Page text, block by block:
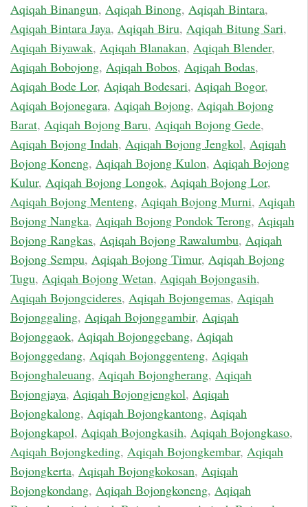
Aqiqah Binangun, Aqiqah Binong, Aqiqah Bintara,
Aqiqah Bintara Jaya, Aqiqah Biru, Aqiqah Bitung Sari,
Aqiqah Biyawak, Aqiqah Blanakan, Aqiqah Blender,
Aqiqah Bobojong, Aqiqah Bobos, Aqiqah Bodas,
Aqiqah Bode Lor, Aqiqah Bodesari, Aqiqah Bogor,
Aqiqah Bojonegara, Aqiqah Bojong, Aqiqah Bojong
Barat, Aqiqah Bojong Baru, Aqiqah Bojong Gede,
Aqiqah Bojong Indah, Aqiqah Bojong Jengkol, Aqiqah
Bojong Koneng, Aqiqah Bojong Kulon, Aqiqah Bojong
Kulur, Aqiqah Bojong Longok, Aqiqah Bojong Lor,
Aqiqah Bojong Menteng, Aqiqah Bojong Murni, Aqiqah
Bojong Nangka, Aqiqah Bojong Pondok Terong, Aqiqah
Bojong Rangkas, Aqiqah Bojong Rawalumbu, Aqiqah
Bojong Sempu, Aqiqah Bojong Timur, Aqiqah Bojong
Tugu, Aqiqah Bojong Wetan, Aqiqah Bojongasih,
Aqiqah Bojongcideres, Aqiqah Bojongemas, Aqiqah
Bojonggaling, Aqiqah Bojonggambir, Aqiqah
Bojonggaok, Aqiqah Bojonggebang, Aqiqah
Bojonggedang, Aqiqah Bojonggenteng, Aqiqah
Bojonghaleuang, Aqiqah Bojongherang, Aqiqah
Bojongjaya, Aqiqah Bojongjengkol, Aqiqah
Bojongkalong, Aqiqah Bojongkantong, Aqiqah
Bojongkapol, Aqiqah Bojongkasih, Aqiqah Bojongkaso,
Aqiqah Bojongkeding, Aqiqah Bojongkembar, Aqiqah
Bojongkerta, Aqiqah Bojongkokosan, Aqiqah
Bojongkondang, Aqiqah Bojongkoneng, Aqiqah